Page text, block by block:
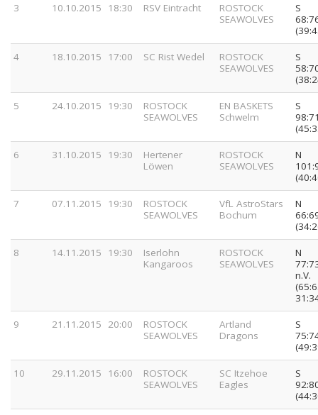
3 10.10.2015 18:30 RSV Eintracht
ROSTOCK
SEAWOLVES
S
4 18.10.2015 17:00 SC Rist Wedel
ROSTOCK
SEAWOLVES
S
5 24.10.2015 19:30
ROSTOCK
SEAWOLVES
EN BASKETS
Schwelm
S
6 31.10.2015 19:30
Hertener
Löwen
ROSTOCK
SEAWOLVES
N
7 07.11.2015 19:30
ROSTOCK
SEAWOLVES
VfL AstroStars
Bochum
N
8 14.11.2015 19:30
Iserlohn
Kangaroos
ROSTOCK
SEAWOLVES
N
n.V.
9 21.11.2015 20:00
ROSTOCK
SEAWOLVES
Artland
Dragons
S
10 29.11.2015 16:00
ROSTOCK
SEAWOLVES
SC Itzehoe
Eagles
S